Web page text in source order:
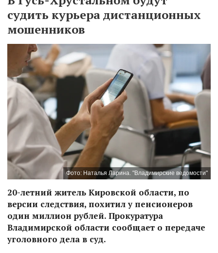
судить курьера дистанционных
мошенников
Фото: Наталья Ларина. "Владимирские ведомости"
20-летний житель Кировской области, по
версии следствия, похитил у пенсионеров
один миллион рублей. Прокуратура
Владимирской области сообщает о передаче
уголовного дела в суд.